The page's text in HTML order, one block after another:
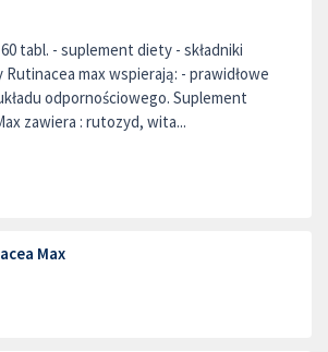
60 tabl. - suplement diety - składniki
max wspierają: - prawidłowe
odpornościowego. Suplement
zawiera : rutozyd, wita...
Max